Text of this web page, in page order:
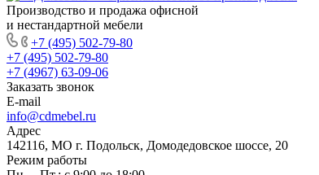
Производство и продажа офисной
и нестандартной мебели
+7 (495) 502-79-80
+7 (495) 502-79-80
+7 (4967) 63-09-06
Заказать звонок
E-mail
info@cdmebel.ru
Адрес
142116, МО г. Подольск, Домодедовское шоссе, 20
Режим работы